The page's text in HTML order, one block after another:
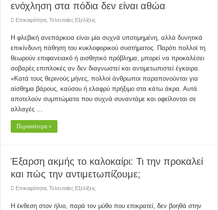
ενόχληση στα πόδια δεν είναι αθώα
Επικαιρότητα ,Τελευταίες Εξελίξεις
Η φλεβική ανεπάρκεια είναι μία συχνά υποτιμημένη, αλλά δυνητικά
επικίνδυνη πάθηση του κυκλοφορικού συστήματος. Παρότι πολλοί τη
θεωρούν επιφανειακό ή αισθητικό πρόβλημα, μπορεί να προκαλέσει
σοβαρές επιπλοκές αν δεν διαγνωστεί και αντιμετωπιστεί έγκαιρα.
«Κατά τους θερινούς μήνες, πολλοί άνθρωποι παραπονούνται για
αίσθημα βάρους, καύσου ή ελαφρύ πρήξιμο στα κάτω άκρα. Αυτά
αποτελούν συμπτώματα που συχνά συναντάμε και οφείλονται σε
αλλαγές …
Περισσότερα »
Έξαρση ακμής το καλοκαίρι: Τι την προκαλεί
και πώς την αντιμετωπίζουμε;
Επικαιρότητα ,Τελευταίες Εξελίξεις
Η έκθεση στον ήλιο, παρά τον μύθο που επικρατεί, δεν βοηθά στην